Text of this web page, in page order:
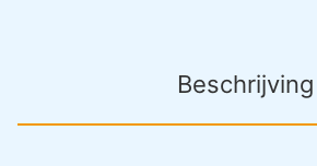
Beschrijving